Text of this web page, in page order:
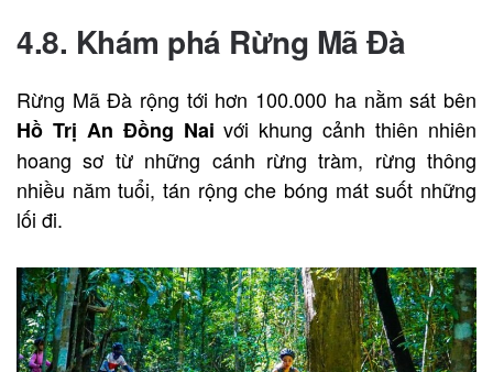
4.8. Khám phá Rừng Mã Đà
Rừng Mã Đà rộng tới hơn 100.000 ha nằm sát bên
Hồ Trị An Đồng Nai với khung cảnh thiên nhiên
hoang sơ từ những cánh rừng tràm, rừng thông
nhiều năm tuổi, tán rộng che bóng mát suốt những
lối đi.